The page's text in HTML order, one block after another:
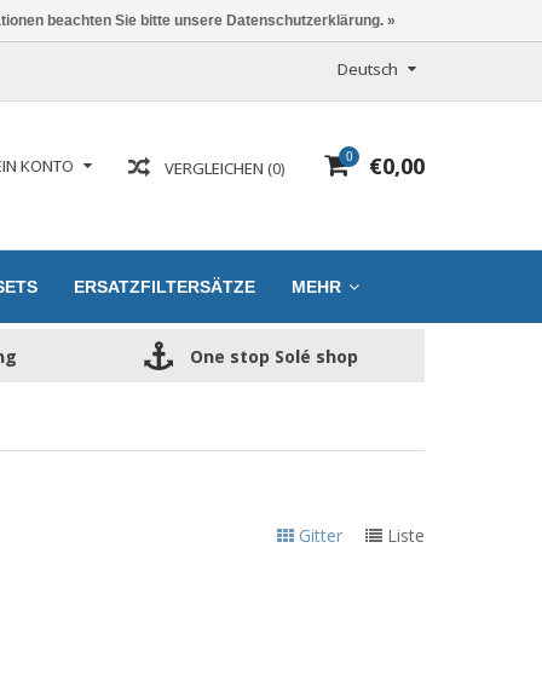
Deutsch
0 €0,00
VERGLEICHEN (0)
KONTO
ERSATZFILTERSÄTZE MEHR
One stop Solé shop
Gitter Liste
beachten Sie bitte unsere Datenschutzerklärung. »